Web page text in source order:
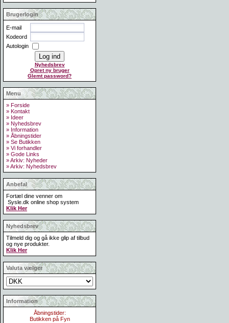
Brugerlogin
E-mail
Kodeord
Autologin
Nyhedsbrev
Opret ny bruger
Glemt password?
Menu
» Forside
» Kontakt
» Ideer
» Nyhedsbrev
» Information
» Åbningstider
» Se Butikken
» Vi forhandler
» Gode Links
» Arkiv: Nyheder
» Arkiv: Nyhedsbrev
Anbefal
Fortæl dine venner om
Sysle.dk online shop system
Klik Her
Nyhedsbrev
Tilmeld dig og gå ikke glip af tilbud
og nye produkter.
Klik Her
Valuta vælger
Information
Åbningstider:
Butikken på Fyn